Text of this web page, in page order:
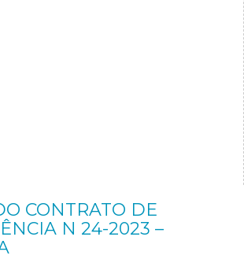
CONTRATO DE
N 24-2023 –